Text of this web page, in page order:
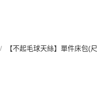
【不起毛球天絲】單件床包(